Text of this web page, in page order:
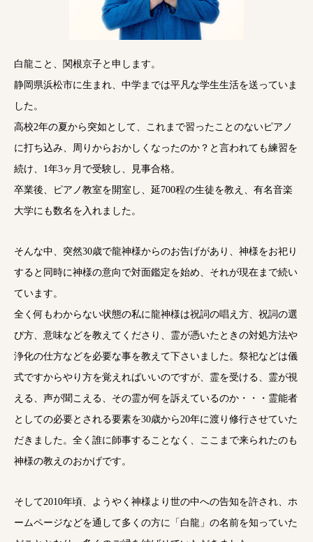
白龍こと、関根京子と申します。
静岡県浜松市に生まれ、中学までは平凡な学生生活を送っていま
した。
高校2年の夏から突如として、これまで習ったことのないピアノ
に打ち込み、周りからおかしくなったのか？と言われても練習を
続け、1年3ヶ月で受験し、見事合格。
卒業後、ピアノ教室を開室し、延700程の生徒を教え、有名音楽
大学にも数名を入れました。
そんな中、突然30歳で龍神様からのお告げがあり、神様をお祀り
すると同時に神様の意向で対面鑑定を始め、それが現在まで続い
ています。
全く何もわからない状態の私に龍神様は祝詞の唱え方、祝詞の選
び方、意味などを教えてくださり、霊が憑いたときの対処方法や
浄化の仕方などを必要な事を教えて下さいました。祭祀などは儀
式ですからやり方を覚えればいいのですが、霊を受ける、霊が視
える、声が聞こえる、その霊が何を訴えているのか・・・霊能者
としての必要とされる要素を30歳から20年に渡り修行させていた
だきました。全く誰に師事することなく、ここまで来られたのも
神様の教えのおかげです。
そして2010年頃、ようやく神様より世の中への告知を許され、ホ
ームページなどを通して多くの方に「白龍」の名前を知っていた